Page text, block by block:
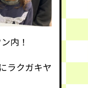
内！
にラクガキヤ